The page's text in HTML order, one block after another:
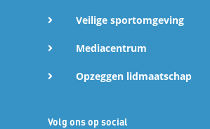
Veilige sportomgeving
Mediacentrum
Opzeggen lidmaatschap
Volg ons op social